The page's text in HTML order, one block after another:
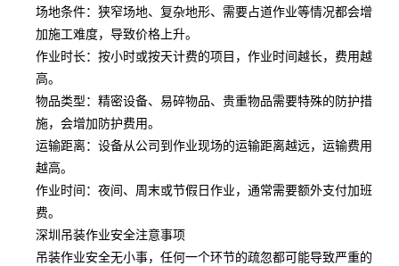
场地条件：狭窄场地、复杂地形、需要占道作业等情况都会增
加施工难度，导致价格上升。
作业时长：按小时或按天计费的项目，作业时间越长，费用越
高。
物品类型：精密设备、易碎物品、贵重物品需要特殊的防护措
施，会增加防护费用。
运输距离：设备从公司到作业现场的运输距离越远，运输费用
越高。
作业时间：夜间、周末或节假日作业，通常需要额外支付加班
费。
深圳吊装作业安全注意事项
吊装作业安全无小事，任何一个环节的疏忽都可能导致严重的